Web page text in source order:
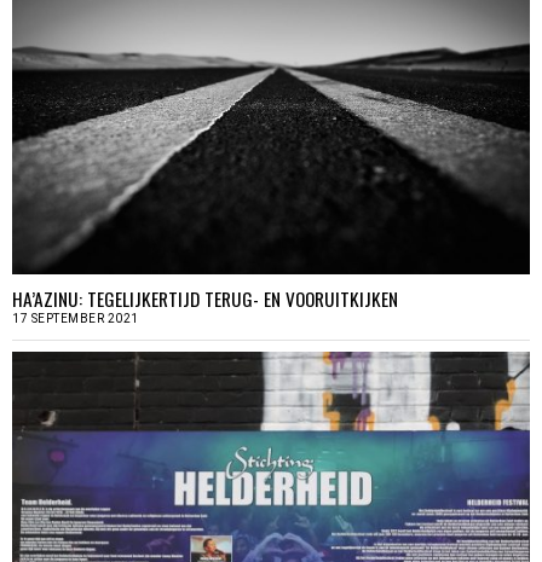
HA’AZINU: TEGELIJKERTIJD TERUG- EN VOORUITKIJKEN
17 SEPTEMBER 2021